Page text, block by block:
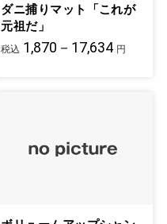
ダニ捕りマット「これが
元祖だ」
税込 1,870－17,634 円